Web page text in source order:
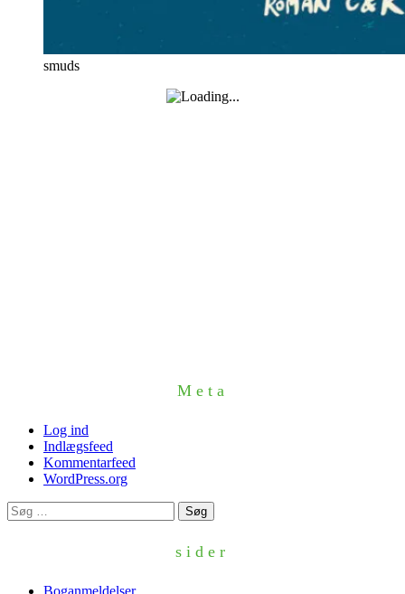
smuds
Meta
Log ind
Indlægsfeed
Kommentarfeed
WordPress.org
Søg
efter:
sider
Boganmeldelser